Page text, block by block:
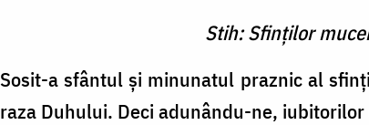
Stih: Sfinţilor
Sosit-a sfântul şi minunatul praznic al
raza Duhu­lui. Deci adunându-ne,